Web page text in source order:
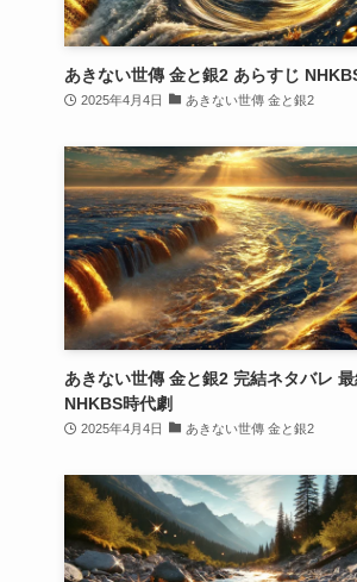
あきない世傳 金と銀2 あらすじ
2025年4月4日 あきない世傳 金と銀2
あきない世傳 金と銀2 完結ネタバレ 最
NHKBS時代劇
2025年4月4日 あきない世傳 金と銀2